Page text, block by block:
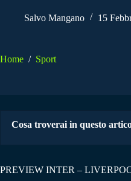
Salvo Mangano 15
Home / Sport
Cosa troverai in questo
PREVIEW INTER –